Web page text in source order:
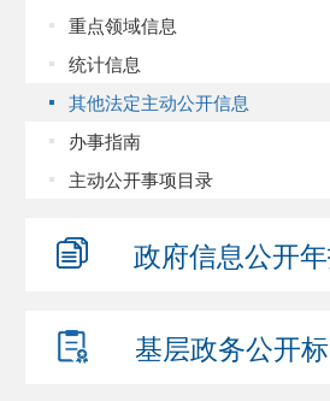
重点领域信息
统计信息
其他法定主动公开信息
办事指南
主动公开事项目录
政府信息公开
基层政务公开